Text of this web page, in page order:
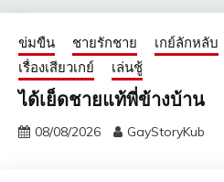
ข่มขืน ชายรักชาย เกย์ลักหลับ
เรื่องเสียวเกย์
เล่นชู้
ได้เย็ดชายแท้พี่ข้างบ้าน
08/08/2026 GayStoryKub